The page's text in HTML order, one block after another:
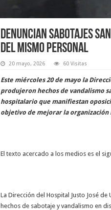
Denuncian sabotajes
del mismo personal
20 mayo, 2026 60 Visitas
Este miércoles 20 de mayo la
produjeron hechos de vandalismo
hospitalario que manifiestan
objetivo de mejorar la
El texto acercado a los medios es el
La Dirección del Hospital Justo José
hechos de sabotaje y vandalismo en